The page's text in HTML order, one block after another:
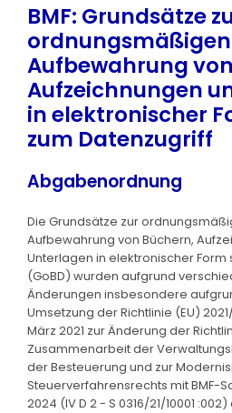
BMF: Grundsätze
Aufbewahrung
Aufzeichnungen
in elektronischer
zum Datenzugriff
Abgabenordnung
Die Grundsätze zur
Aufbewahrung von Büchern,
Unterlagen in elektronischer
(GoBD) wurden aufgrund
Änderungen insbesondere
Umsetzung der Richtlinie (EU)
März 2021 zur Änderung der
Zusammenarbeit der
der Besteuerung und zur
Steuerverfahrensrechts mit BMF-
2024 (IV D 2 - S 0316/21/10001